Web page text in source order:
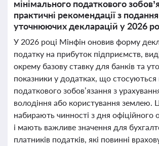
мінімального податкового
практичні рекомендації з подання
уточнюючих декларацій у 2026
У 2026 році Мінфін оновив форму
податку на прибуток підприємств,
окрему базову ставку для банків та
показники у додатках, що стосуються
податкового зобов’язання з
володіння або користування землею.
набирають чинності з дня офіційного
і мають важливе значення для
платників податків, які повинні